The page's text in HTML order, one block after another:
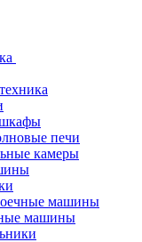
печи
камеры
машины
машины